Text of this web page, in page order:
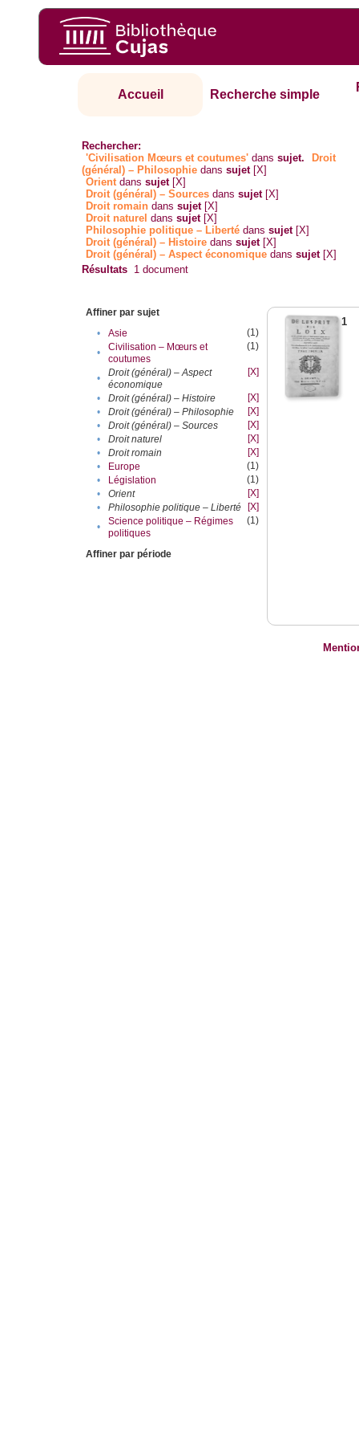
Accueil Recherche simple
Rechercher:
'Civilisation Mœurs et coutumes' danssujet.
Droit
(général) – Philosophie danssujet [X]
Orientdanssujet [X]
Droit (général) – Sources danssujet [X]
Droit romain danssujet [X]
Droit naturel danssujet [X]
Philosophie politique – Liberté danssujet [X]
Droit (général) – Histoire danssujet [X]
Droit (général) – Aspect économique danssujet [X]
Résultats 1 document
Affiner par sujet
•
Asie
(1)
•
Civilisation – Mœurs et
coutumes
(1)
•
Droit (général) – Aspect
économique
[X]
• Droit (général) – Histoire
[X]
•
Droit (général) – Philosophie
[X]
•
Droit (général) – Sources
[X]
•
Droit naturel
[X]
•
Droit romain
[X]
•
Europe
(1)
•
Législation
(1)
•
Orient
[X]
•
Philosophie politique – Liberté
[X]
•
Science politique – Régimes
politiques
(1)
Affiner par période
1